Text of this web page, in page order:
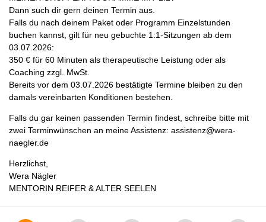
Dann such dir gern deinen Termin aus.
Falls du nach deinem Paket oder Programm Einzelstunden
buchen kannst, gilt für neu gebuchte 1:1-Sitzungen ab dem
03.07.2026:
350 € für 60 Minuten als therapeutische Leistung oder als
Coaching zzgl. MwSt.
Bereits vor dem 03.07.2026 bestätigte Termine bleiben zu den
damals vereinbarten Konditionen bestehen.
Falls du gar keinen passenden Termin findest, schreibe bitte mit
zwei Terminwünschen an meine Assistenz: assistenz@wera-
naegler.de
Herzlichst,
Wera Nägler
MENTORIN REIFER & ALTER SEELEN